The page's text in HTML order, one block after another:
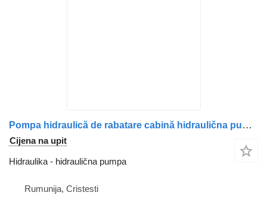
Pompa hidraulică de rabatare cabină hidraulična pumpa za Scania 1549741 1477877 549741 kamiona
Cijena na upit
Hidraulika - hidraulična pumpa
Rumunija, Cristesti